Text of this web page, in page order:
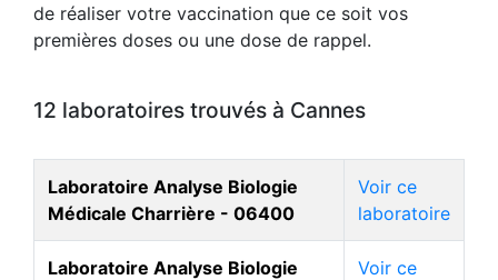
de réaliser votre vaccination que ce soit vos
premières doses ou une dose de rappel.
12 laboratoires trouvés à Cannes
Laboratoire Analyse Biologie
Médicale Charrière - 06400
Voir ce
laboratoire
Laboratoire Analyse Biologie
Voir ce